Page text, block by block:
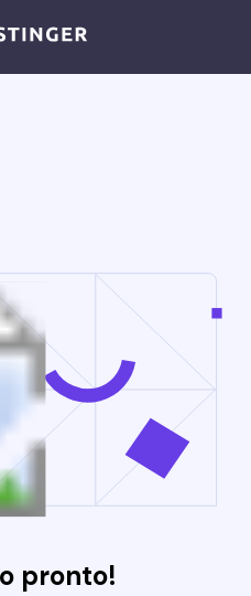
pronto!